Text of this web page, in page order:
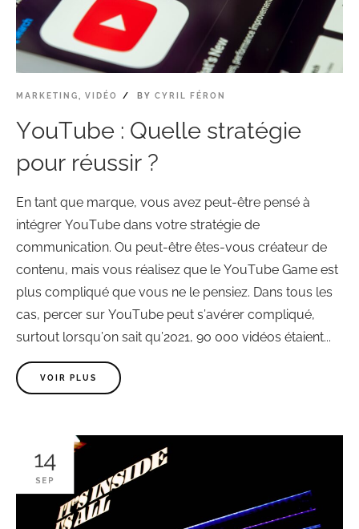
MARKETING VIDÉO BY CYRIL FÉRON
YouTube : Quelle stratégie
pour réussir ?
En tant que marque, vous avez peut-être pensé à
intégrer YouTube dans votre stratégie de
communication. Ou peut-être êtes-vous créateur de
contenu, mais vous réalisez que le YouTube Game est
plus compliqué que vous ne le pensiez. Dans tous les
cas, percer sur YouTube peut s’avérer compliqué,
surtout lorsqu’on sait qu’2021, 90 000 vidéos étaient...
VOIR PLUS
14
SEP